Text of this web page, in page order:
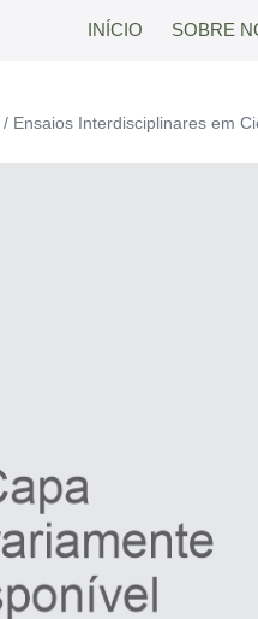
INÍCIO SOBRE
/ Ensaios Interdisciplinares em